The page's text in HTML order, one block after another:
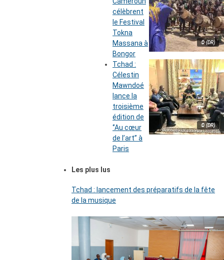
© (DR)
célèbrent
le Festival
Tokna
Massana à
Bongor
© (DR)
Tchad :
Célestin
Mawndoé
lance la
troisième
édition de
‘’Au cœur
de l’art’’ à
Paris
Les plus lus
Tchad : lancement des préparatifs de la fête
de la musique